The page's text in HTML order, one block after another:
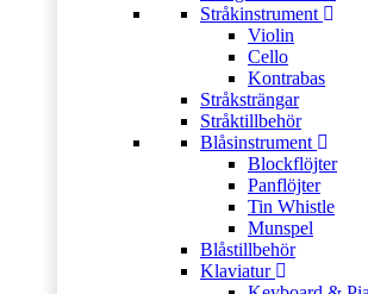
Stråkinstrument
Violin
Cello
Kontrabas
Stråksträngar
Stråktillbehör
Blåsinstrument
Blockflöjter
Panflöjter
Tin Whistle
Munspel
Blåstillbehör
Klaviatur